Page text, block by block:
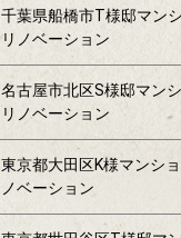
千葉県船橋市T様邸マン
リノベーション
名古屋市北区S様邸マン
リノベーション
東京都大田区K様マンシ
ノベーション